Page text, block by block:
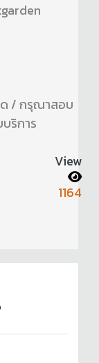
ด / กรุณาสอบ
ริการ
View
1164